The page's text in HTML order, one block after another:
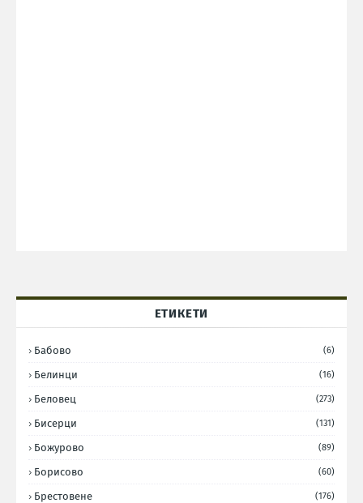
ЕТИКЕТИ
Бабово (6)
Белинци (16)
Беловец (273)
Бисерци (131)
Божурово (89)
Борисово (60)
Брестовене (176)